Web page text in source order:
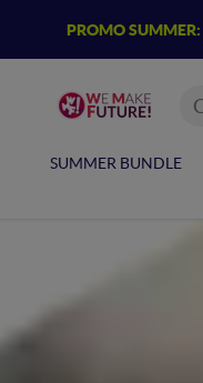
PROMO SUMMER:
SUMMER BUNDLE